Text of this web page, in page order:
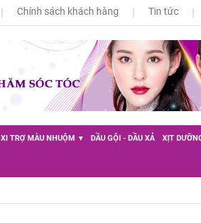
Chính sách khách hàng Tin tức
TRỢ MÀU NHUỘM DẦU GỘI - DẦU XẢ XỊT